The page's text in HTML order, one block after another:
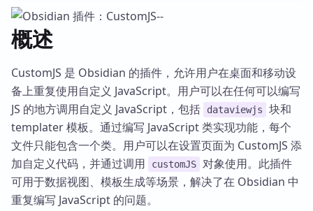
概述
CustomJS 是 Obsidian 的插件，允许用户在桌面和移动设
备上重复使用自定义 JavaScript。用户可以在任何可以编写
JS 的地方调用自定义 JavaScript，包括
dataviewjs
块和
templater 模板。通过编写 JavaScript 类实现功能，每个
文件只能包含一个类。用户可以在设置页面为 CustomJS 添
加自定义代码，并通过调用
customJS 对象使用。此插件
可用于数据视图、模板生成等场景，解决了在 Obsidian 中
重复编写 JavaScript 的问题。